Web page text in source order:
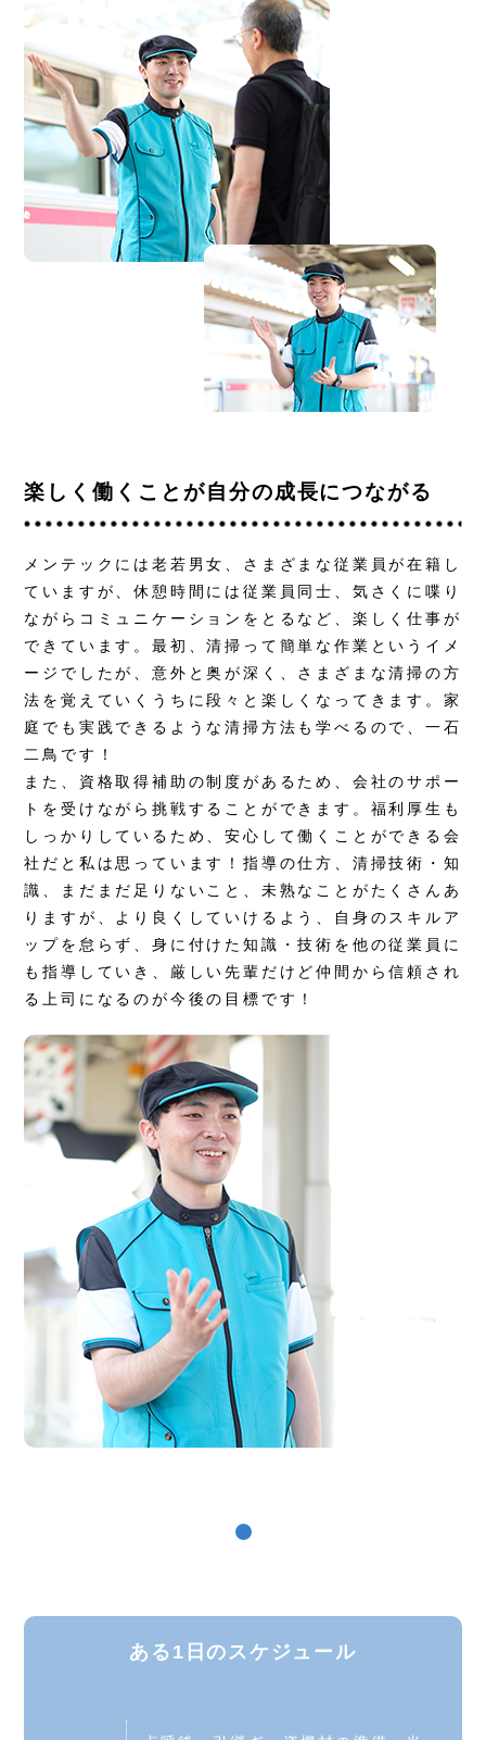
楽しく働くことが自分の成長につながる
メンテックには老若男女、さまざまな従業員が在籍し
ていますが、休憩時間には従業員同士、気さくに喋り
ながらコミュニケーションをとるなど、楽しく仕事が
できています。最初、清掃って簡単な作業というイメ
ージでしたが、意外と奥が深く、さまざまな清掃の方
法を覚えていくうちに段々と楽しくなってきます。家
庭でも実践できるような清掃方法も学べるので、一石
二鳥です！
また、資格取得補助の制度があるため、会社のサポー
トを受けながら挑戦することができます。福利厚生も
しっかりしているため、安心して働くことができる会
社だと私は思っています！指導の仕方、清掃技術・知
識、まだまだ足りないこと、未熟なことがたくさんあ
りますが、より良くしていけるよう、自身のスキルア
ップを怠らず、身に付けた知識・技術を他の従業員に
も指導していき、厳しい先輩だけど仲間から信頼され
る上司になるのが今後の目標です！
ある1日のスケジュール